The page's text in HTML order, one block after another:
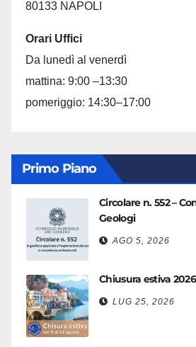
80133 NAPOLI
Orari Uffici
Da lunedì al venerdì
mattina: 9:00 –13:30
pomeriggio: 14:30–17:00
Primo Piano
Circolare n. 552 –
Geologi
AGO 5, 2026
Chiusura estiva 2026
LUG 25, 2026